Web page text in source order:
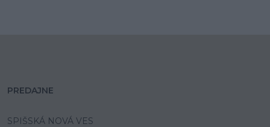
PREDAJNE
SPIŠSKÁ NOVÁ VES